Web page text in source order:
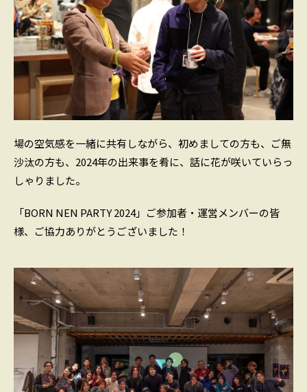
場の空気感を一緒に共有しながら、初めましての方も、ご無
沙汰の方も、2024年の出来事を肴に、話に花が咲いていらっ
しゃりました。
「BORN NEN PARTY 2024」ご参加者・運営メンバーの皆
様、ご協力ありがとうございました！